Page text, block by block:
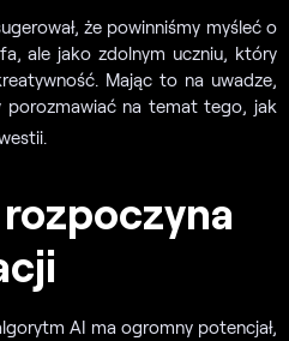
że powinniśmy myśleć o
ale jako zdolnym uczniu, który
Mając to na uwadze,
porozmawiać na temat tego, jak
AI ma ogromny potencjał,